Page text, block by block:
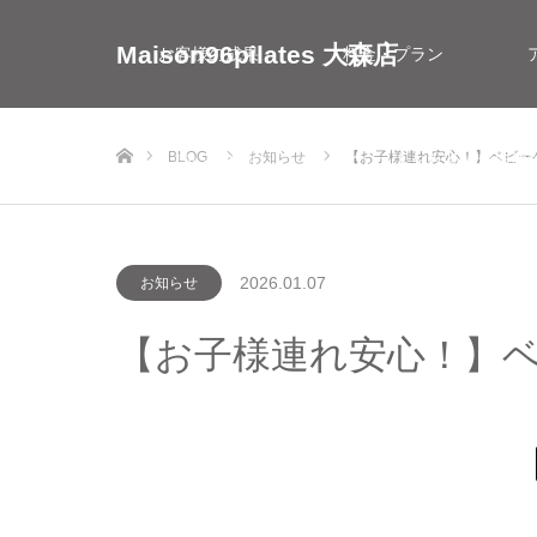
Maison96pilates 大森店
お客様の成果 料金・プラン
お問い合わせ インストラクター採用情
BLOG お知らせ 【お子様連れ安心！】ベビ
お知らせ 2026.01.07
【お子様連れ安心！】